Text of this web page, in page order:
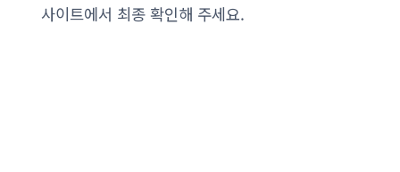
사이트에서 최종 확인해 주세요.